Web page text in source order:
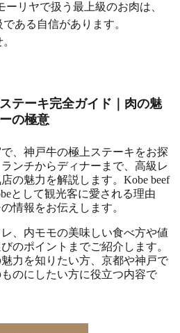
リヤで扱う最上級のお肉は、
ある自信があります。
テーキ完全ガイド｜肉の魅
の極意
、神戸牛の極上ステーキをお探
ンチからディナーまで、高級レ
の魅力を解説します。Kobe beef
として観光客に愛される理由
情報をお伝えします。
、内モモの美味しい食べ方や値
のポイントまでご紹介します。
力を知りたい方、京都や神戸で
のにしたい方に役立つ内容で